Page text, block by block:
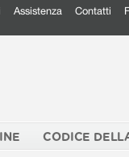
Assistenza Contatti
CODICE